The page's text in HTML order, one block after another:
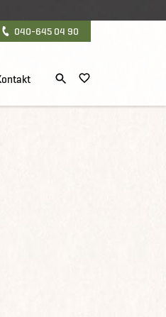
040-645 04 90